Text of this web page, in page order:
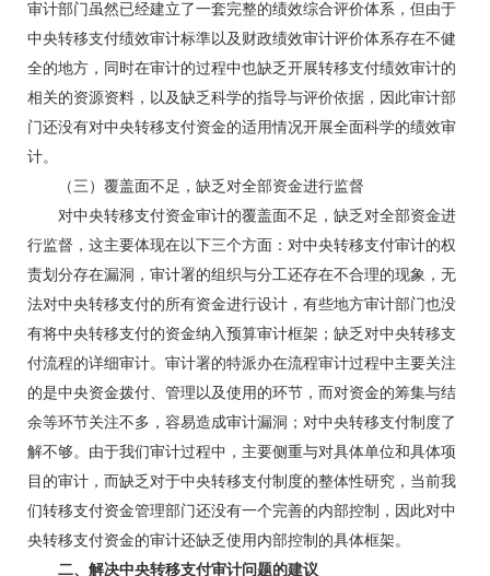
审计部门虽然已经建立了一套完整的绩效综合评价体系，但由于
中央转移支付绩效审计标準以及财政绩效审计评价体系存在不健
全的地方，同时在审计的过程中也缺乏开展转移支付绩效审计的
相关的资源资料，以及缺乏科学的指导与评价依据，因此审计部
门还没有对中央转移支付资金的适用情况开展全面科学的绩效审
计。
（三）覆盖面不足，缺乏对全部资金进行监督
对中央转移支付资金审计的覆盖面不足，缺乏对全部资金进
行监督，这主要体现在以下三个方面：对中央转移支付审计的权
责划分存在漏洞，审计署的组织与分工还存在不合理的现象，无
法对中央转移支付的所有资金进行设计，有些地方审计部门也没
有将中央转移支付的资金纳入预算审计框架；缺乏对中央转移支
付流程的详细审计。审计署的特派办在流程审计过程中主要关注
的是中央资金拨付、管理以及使用的环节，而对资金的筹集与结
余等环节关注不多，容易造成审计漏洞；对中央转移支付制度了
解不够。由于我们审计过程中，主要侧重与对具体单位和具体项
目的审计，而缺乏对于中央转移支付制度的整体性研究，当前我
们转移支付资金管理部门还没有一个完善的内部控制，因此对中
央转移支付资金的审计还缺乏使用内部控制的具体框架。
二、解决中央转移支付审计问题的建议